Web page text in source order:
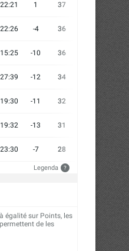
22:21 1 37 10
22:26 -4 36 9 11
15:25 -10 36
27:39 -12 34
19:30 -11 32 11 12
19:32 -13 31 13
23:30 -7 28 14
Legenda ?
égalité sur Points, les
de les